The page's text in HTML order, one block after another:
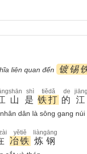
liên quan đến 镀锡
山 是
shì
铁打
tiědǎ
的
de
dân là sông gang núi
冶铁
yětiě
炼钢
liàngāng